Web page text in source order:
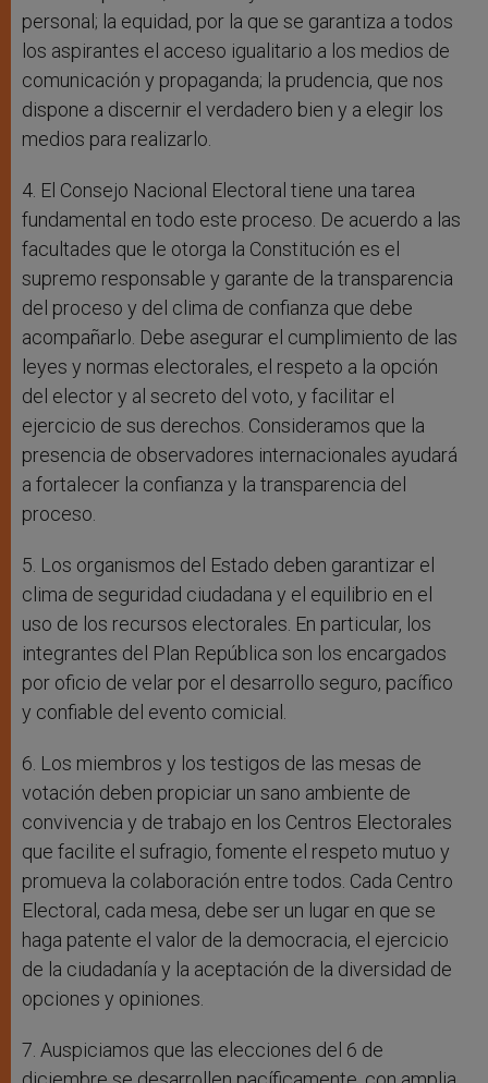
personal; la equidad, por la que se garantiza a todos
los aspirantes el acceso igualitario a los medios de
comunicación y propaganda; la prudencia, que nos
dispone a discernir el verdadero bien y a elegir los
medios para realizarlo.
4. El Consejo Nacional Electoral tiene una tarea
fundamental en todo este proceso. De acuerdo a las
facultades que le otorga la Constitución es el
supremo responsable y garante de la transparencia
del proceso y del clima de confianza que debe
acompañarlo. Debe asegurar el cumplimiento de las
leyes y normas electorales, el respeto a la opción
del elector y al secreto del voto, y facilitar el
ejercicio de sus derechos. Consideramos que la
presencia de observadores internacionales ayudará
a fortalecer la confianza y la transparencia del
proceso.
5. Los organismos del Estado deben garantizar el
clima de seguridad ciudadana y el equilibrio en el
uso de los recursos electorales. En particular, los
integrantes del Plan República son los encargados
por oficio de velar por el desarrollo seguro, pacífico
y confiable del evento comicial.
6. Los miembros y los testigos de las mesas de
votación deben propiciar un sano ambiente de
convivencia y de trabajo en los Centros Electorales
que facilite el sufragio, fomente el respeto mutuo y
promueva la colaboración entre todos. Cada Centro
Electoral, cada mesa, debe ser un lugar en que se
haga patente el valor de la democracia, el ejercicio
de la ciudadanía y la aceptación de la diversidad de
opciones y opiniones.
7. Auspiciamos que las elecciones del 6 de